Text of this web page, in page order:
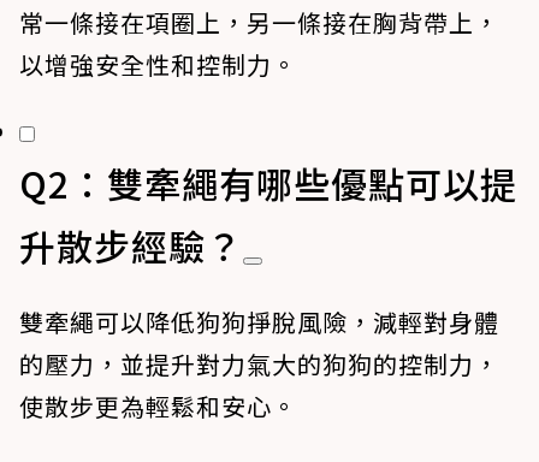
常一條接在項圈上，另一條接在胸背帶上，
以增強安全性和控制力。
Q2：雙牽繩有哪些優點可以提
升散步經驗？
雙牽繩可以降低狗狗掙脫風險，減輕對身體
的壓力，並提升對力氣大的狗狗的控制力，
使散步更為輕鬆和安心。